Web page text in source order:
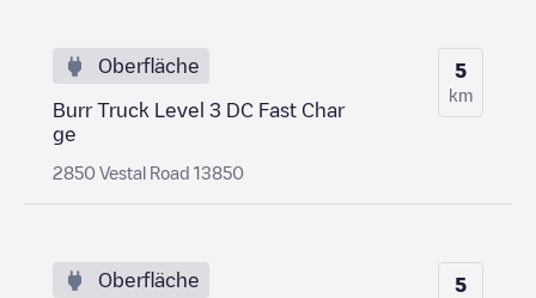
Oberfläche
Burr Truck Level 3 DC Fast Char
ge
2850 Vestal Road 13850
5
km
Oberfläche 5